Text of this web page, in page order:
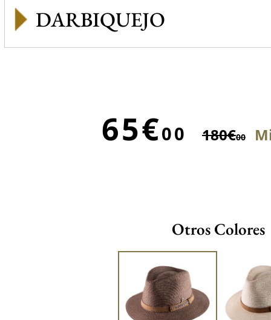
DARBIQUEJO
65€00 180€00
Otros Colores